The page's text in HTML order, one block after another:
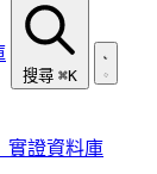
搜尋 ⌘K
實證資料庫